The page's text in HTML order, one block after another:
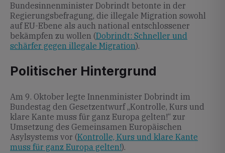
Bundesinnenminister Dobrindt betonte in der
Regierungsbefragung, die illegale Migration sowohl
auf EU-Ebene als auch national entschlossener
bekämpfen zu wollen (Dobrindt: Schneller und
schärfer gegen illegale Migration).
Politischer Hintergrund
Am 9. Oktober legte Innenminister Dobrindt im
Bundestag den Gesetzentwurf „Kontrolle, Kurs und
klare Kante muss für ganz Europa gelten!“ zur
Umsetzung des Gemeinsamen Europäischen
Asylsystems vor (Kontrolle, Kurs und klare Kante
muss für ganz Europa gelten!).